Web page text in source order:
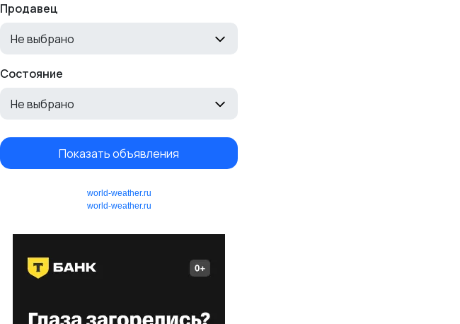
Продавец
Не выбрано
Состояние
Не выбрано
Показать объявления
world-weather.ru
world-weather.ru